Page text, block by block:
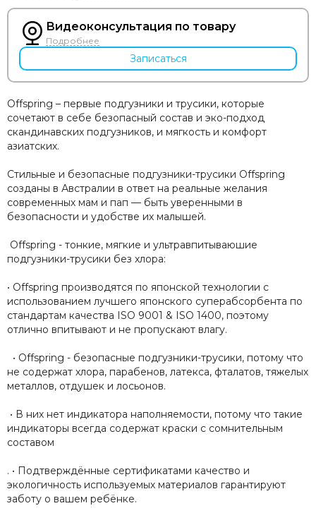
Видеоконсультация по товару
Подробнее
Записаться
Offspring – первые подгузники и трусики, которые
сочетают в себе безопасный состав и эко-подход
скандинавских подгузников, и мягкость и комфорт
азиатских.
Стильные и безопасные подгузники-трусики Offspring
созданы в Австралии в ответ на реальные желания
современных мам и пап — быть уверенными в
безопасности и удобстве их малышей.
Offspring - тонкие, мягкие и ультравпитываюшие
подгузники-трусики без хлора:
• Offspring производятся по японской технологии с
использованием лучшего японского суперабсорбента по
стандартам качества ISO 9001 & ISO 1400, поэтому
отлично впитывают и не пропускают влагу.
• Offspring - безопасные подгузники-трусики, потому что
не содержат хлора, парабенов, латекса, фталатов, тяжелых
металлов, отдушек и лосьонов.
• В них нет индикатора наполняемости, потому что такие
индикаторы всегда содержат краски с сомнительным
составом
. • Подтверждённые сертификатами качество и
экологичность используемых материалов гарантируют
заботу о вашем ребёнке.